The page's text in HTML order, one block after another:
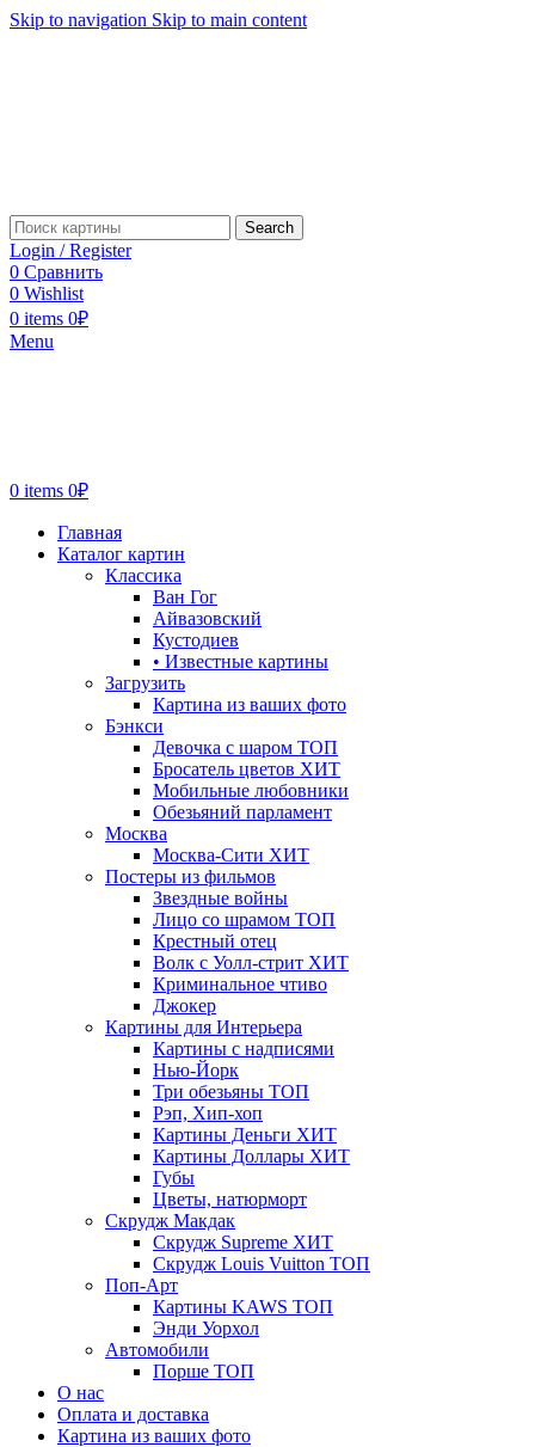
Skip to navigation Skip to main content
Search
Login / Register
0 Сравнить
0 Wishlist
0 items 0₽
Menu
0 items 0₽
Главная
Каталог картин
Классика
Ван Гог
Айвазовский
Кустодиев
• Известные картины
Загрузить
Картина из ваших фото
Бэнкси
Девочка с шаром ТОП
Бросатель цветов ХИТ
Мобильные любовники
Обезьяний парламент
Москва
Москва-Сити ХИТ
Постеры из фильмов
Звездные войны
Лицо со шрамом ТОП
Крестный отец
Волк с Уолл-стрит ХИТ
Криминальное чтиво
Джокер
Картины для Интерьера
Картины с надписями
Нью-Йорк
Три обезьяны ТОП
Рэп, Хип-хоп
Картины Деньги ХИТ
Картины Доллары ХИТ
Губы
Цветы, натюрморт
Скрудж Макдак
Скрудж Supreme ХИТ
Скрудж Louis Vuitton ТОП
Поп-Арт
Картины KAWS ТОП
Энди Уорхол
Автомобили
Порше ТОП
О нас
Оплата и доставка
Картина из ваших фото